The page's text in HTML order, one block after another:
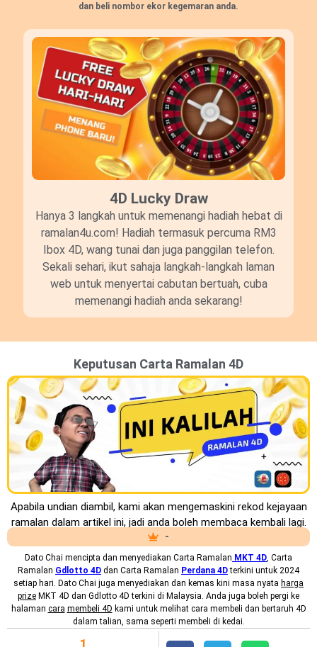
dan beli nombor ekor kegemaran anda.
4D Lucky Draw​
Hanya 3 langkah untuk memenangi hadiah hebat di
ramalan4u.com! Hadiah termasuk percuma RM3
Ibox 4D, wang tunai dan juga panggilan telefon.
Sekali sehari, ikut sahaja langkah-langkah laman
web untuk menyertai cabutan bertuah, cuba
memenangi hadiah anda sekarang!
Keputusan Carta Ramalan 4D
Apabila undian diambil, kami akan mengemaskini rekod kejayaan
ramalan dalam artikel ini, jadi anda boleh membaca kembali lagi.
-
Dato Chai mencipta dan menyediakan Carta Ramalan MKT 4D, Carta
Ramalan Gdlotto 4D dan Carta Ramalan Perdana 4Dterkini untuk 2024
setiap hari. Dato Chai juga menyediakan dan kemas kini masa nyata harga
prize MKT 4D dan Gdlotto 4D terkini di Malaysia. Anda juga boleh pergi ke
halaman cara membeli 4D kami untuk melihat cara membeli dan bertaruh 4D
dalam talian, sama seperti membeli di kedai.
1